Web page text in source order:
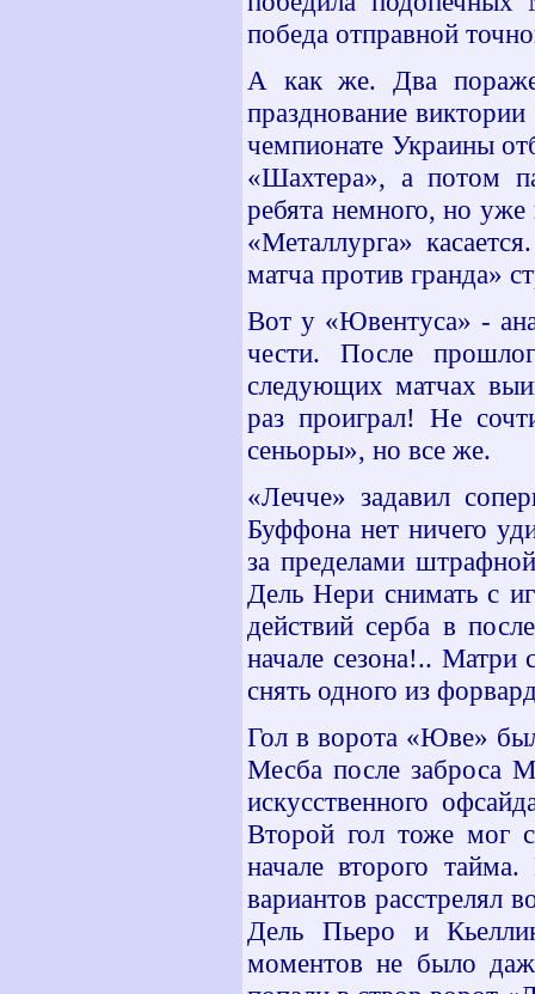
победа отправной
А как же. Два
празднование
чемпионате Украины
«Шахтера», а потом
ребята немного, но уже
«Металлурга»
матча против гранда»
Вот у «Ювентуса» -
чести. После
следующих матчах
раз проиграл! Не
сеньоры», но все же.
«Лечче» задавил
Буффона нет ничего
за пределами
Дель Нери снимать с
действий серба в
начале сезона!.. Матри
снять одного из
Гол в ворота «Юве»
Месба после заброса
искусственного
Второй гол тоже мог
начале второго
вариантов расстрелял
Дель Пьеро и
моментов не было